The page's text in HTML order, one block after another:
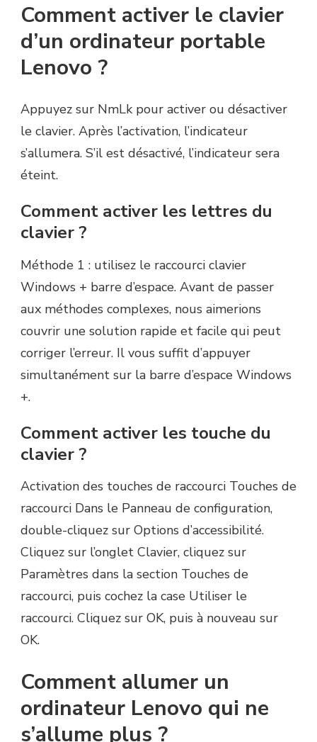
Comment activer le clavier
d’un ordinateur portable
Lenovo ?
Appuyez sur NmLk pour activer ou désactiver
le clavier. Après l’activation, l’indicateur
s’allumera. S’il est désactivé, l’indicateur sera
éteint.
Comment activer les lettres du
clavier ?
Méthode 1 : utilisez le raccourci clavier
Windows + barre d’espace. Avant de passer
aux méthodes complexes, nous aimerions
couvrir une solution rapide et facile qui peut
corriger l’erreur. Il vous suffit d’appuyer
simultanément sur la barre d’espace Windows
+.
Comment activer les touche du
clavier ?
Activation des touches de raccourci Touches de
raccourci Dans le Panneau de configuration,
double-cliquez sur Options d’accessibilité.
Cliquez sur l’onglet Clavier, cliquez sur
Paramètres dans la section Touches de
raccourci, puis cochez la case Utiliser le
raccourci. Cliquez sur OK, puis à nouveau sur
OK.
Comment allumer un
ordinateur Lenovo qui ne
s’allume plus ?